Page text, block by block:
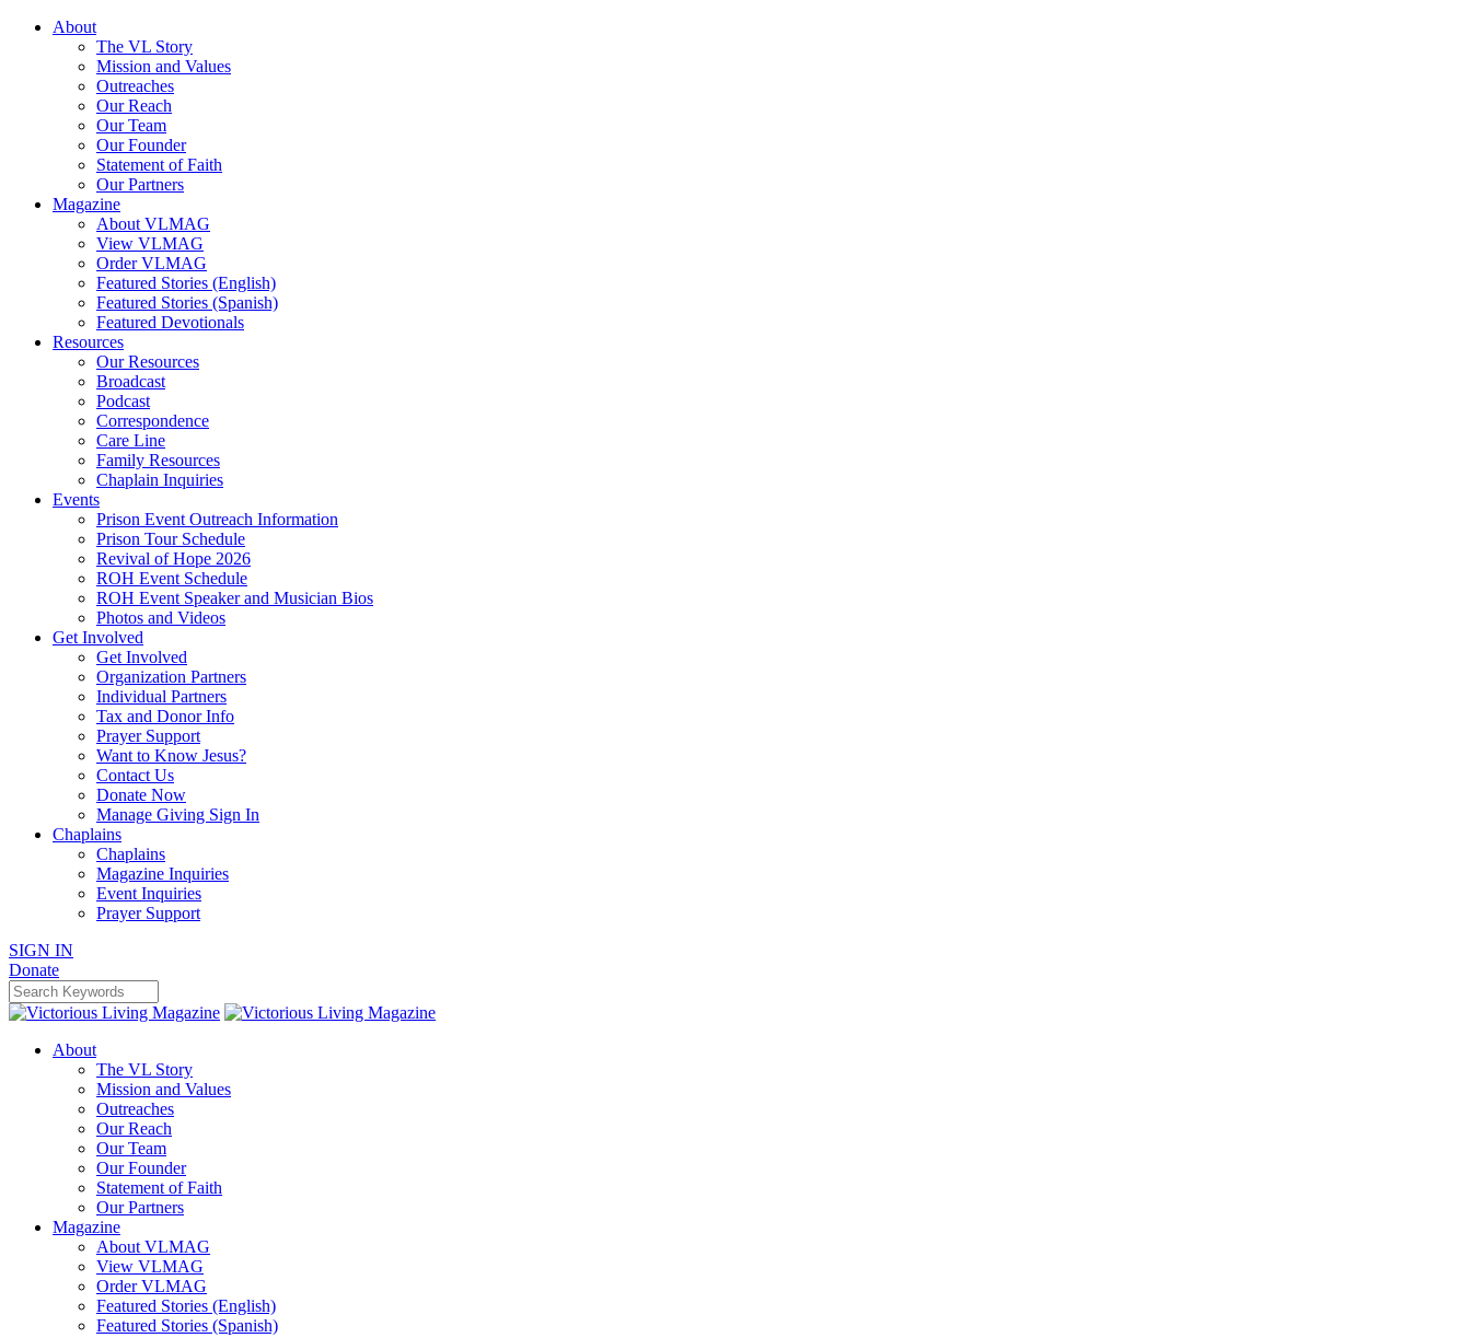
About
The VL Story
Mission and Values
Outreaches
Our Reach
Our Team
Our Founder
Statement of Faith
Our Partners
Magazine
About VLMAG
View VLMAG
Order VLMAG
Featured Stories (English)
Featured Stories (Spanish)
Featured Devotionals
Resources
Our Resources
Broadcast
Podcast
Correspondence
Care Line
Family Resources
Chaplain Inquiries
Events
Prison Event Outreach Information
Prison Tour Schedule
Revival of Hope 2026
ROH Event Schedule
ROH Event Speaker and Musician Bios
Photos and Videos
Get Involved
Get Involved
Organization Partners
Individual Partners
Tax and Donor Info
Prayer Support
Want to Know Jesus?
Contact Us
Donate Now
Manage Giving Sign In
Chaplains
Chaplains
Magazine Inquiries
Event Inquiries
Prayer Support
SIGN IN
Donate
About
The VL Story
Mission and Values
Outreaches
Our Reach
Our Team
Our Founder
Statement of Faith
Our Partners
Magazine
About VLMAG
View VLMAG
Order VLMAG
Featured Stories (English)
Featured Stories (Spanish)